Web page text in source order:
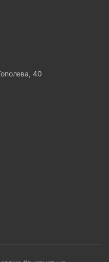
40